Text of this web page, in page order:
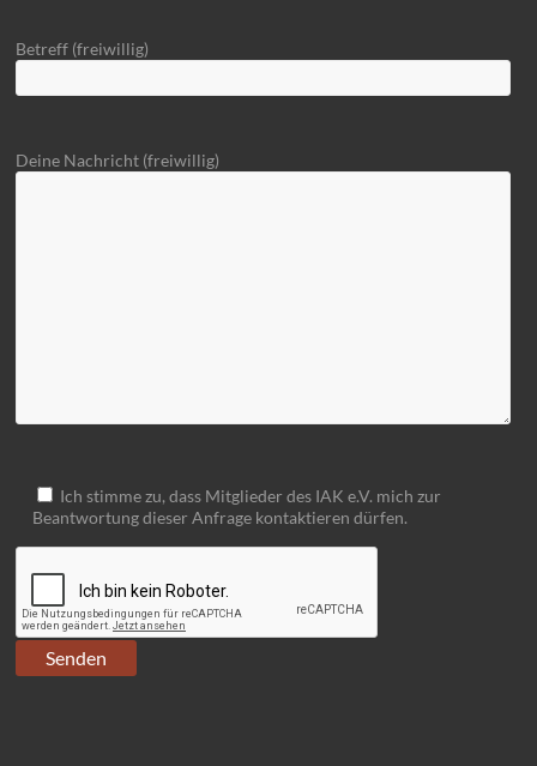
Betreff (freiwillig)
Deine Nachricht (freiwillig)
Ich stimme zu, dass Mitglieder des IAK e.V. mich zur
Beantwortung dieser Anfrage kontaktieren dürfen.